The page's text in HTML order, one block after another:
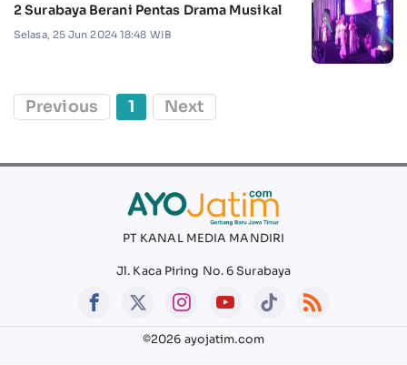
2 Surabaya Berani Pentas Drama Musikal
Selasa, 25 Jun 2024 18:48 WIB
Previous 1 Next
PT KANAL MEDIA MANDIRI
Jl. Kaca Piring No. 6 Surabaya
©2026 ayojatim.com